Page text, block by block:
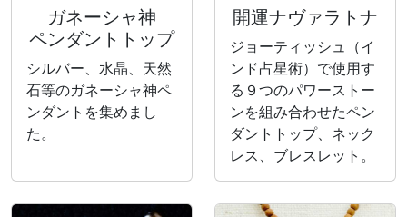
ガネーシャ神
ペンダントトップ
シルバー、水晶、天然
石等のガネーシャ神ペ
ンダントを集めまし
た。
開運ナヴァラトナ
ジョーティッシュ（イ
ンド占星術）で使用す
る９つのパワーストー
ンを組み合わせたペン
ダントトップ、ネック
レス、ブレスレット。